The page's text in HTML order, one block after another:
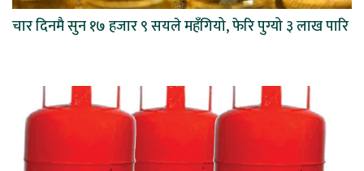
चार दिनमै सुन १७ हजार ९ सयले महँगियो, फेरि पुग्यो ३ लाख पारि